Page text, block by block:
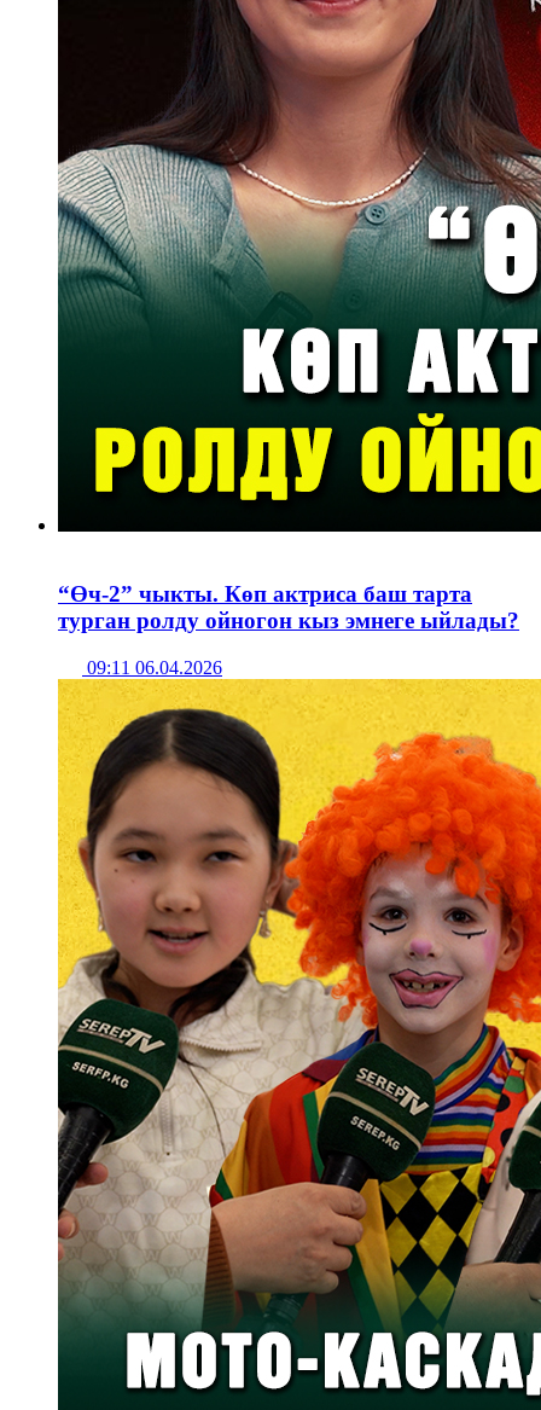
“Өч-2” чыкты. Көп актриса баш тарта
турган ролду ойногон кыз эмнеге ыйлады?
09:11 06.04.2026